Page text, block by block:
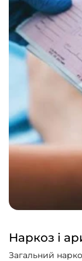
Наркоз і
Загальний